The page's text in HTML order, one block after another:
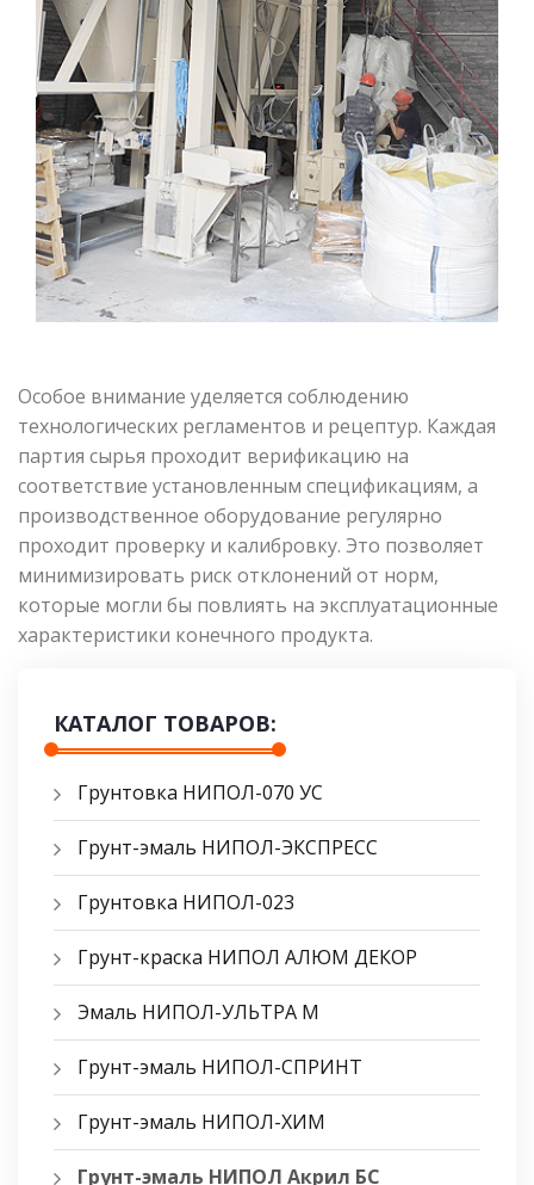
Особое внимание уделяется соблюдению
технологических регламентов и рецептур. Каждая
партия сырья проходит верификацию на
соответствие установленным спецификациям, а
производственное оборудование регулярно
проходит проверку и калибровку. Это позволяет
минимизировать риск отклонений от норм,
которые могли бы повлиять на эксплуатационные
характеристики конечного продукта.
КАТАЛОГ ТОВАРОВ:
Грунтовка НИПОЛ-070 УС
Грунт-эмаль НИПОЛ-ЭКСПРЕСС
Грунтовка НИПОЛ-023
Грунт-краска НИПОЛ АЛЮМ ДЕКОР
Эмаль НИПОЛ-УЛЬТРА М
Грунт-эмаль НИПОЛ-СПРИНТ
Грунт-эмаль НИПОЛ-ХИМ
Грунт-эмаль НИПОЛ Акрил БС